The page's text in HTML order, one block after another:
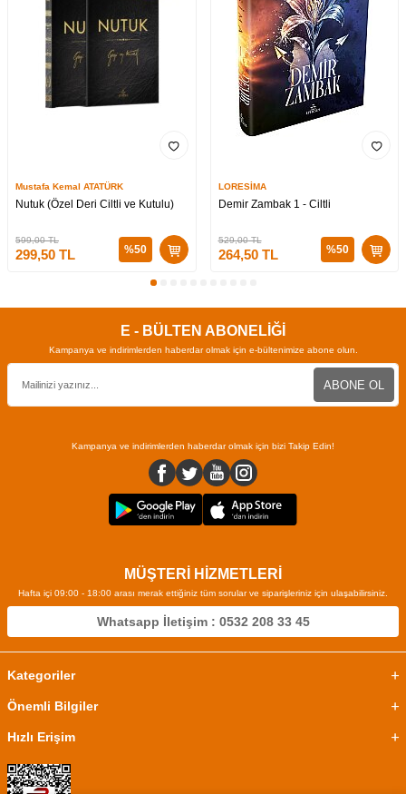
Mustafa Kemal ATATÜRK
Nutuk (Özel Deri Ciltli ve Kutulu)
599,00TL
299,50 TL %50
LORESİMA
Demir Zambak 1 - Ciltli
529,00TL
264,50TL %50
E - BÜLTEN ABONELİĞİ
Kampanya ve indirimlerden haberdar olmak için e-bültenimize abone olun.
ABONE OL
Kampanya ve indirimlerden haberdar olmak için bizi Takip Edin!
MÜŞTERİ HİZMETLERİ
Hafta içi 09:00 - 18:00 arası merak ettiğiniz tüm sorular ve siparişleriniz için ulaşabilirsiniz.
Whatsapp İletişim : 0532 208 33 45
Kategoriler
Önemli Bilgiler
Hızlı Erişim